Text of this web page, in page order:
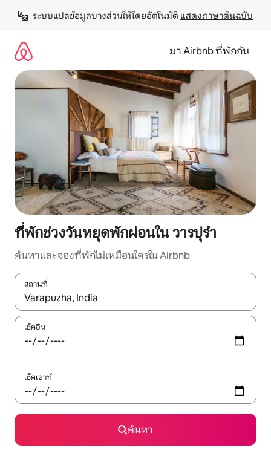
เนื้อหา
ระบบแปลข้อมูลบางส่วนให้โดยอัตโนมัติ แสดงภาษาต้นฉบับ
มา Airbnb ที่พักกัน
ที่พักช่วงวันหยุดพักผ่อนใน วารปุรํา
ค้นหาและจองที่พักไม่เหมือนใครใน Airbnb
สถานที่
ใช้ลูกศรขึ้นลง หรือใช้การสัมผัสหรือปัด เพื่อสำรวจผลการค้นหา
เช็คอิน
เช็คเอาท์
ค้นหา